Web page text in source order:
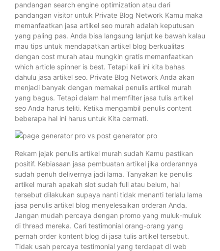
pandangan search engine optimization atau dari
pandangan visitor untuk Private Blog Network Kamu maka
memanfaatkan jasa artikel seo murah adalah keputusan
yang paling pas. Anda bisa langsung lanjut ke bawah kalau
mau tips untuk mendapatkan artikel blog berkualitas
dengan cost murah atau mungkin gratis memanfaatkan
which article spinner is best. Tetapi kali ini kita bahas
dahulu jasa artikel seo. Private Blog Network Anda akan
menjadi banyak dengan memakai penulis artikel murah
yang bagus. Tetapi dalam hal memfilter jasa tulis artikel
seo Anda harus teliti. Ketika mengambil penulis content
beberapa hal ini harus untuk Kita cermati.
Rekam jejak penulis artikel murah sudah Kamu pastikan
positif. Kebiasaan jasa pembuatan artikel jika orderannya
sudah penuh delivernya jadi lama. Tanyakan ke penulis
artikel murah apakah slot sudah full atau belum, hal
tersebut dilakukan supaya nanti tidak menanti terlalu lama
jasa penulis artikel blog menyelesaikan orderan Anda.
Jangan mudah percaya dengan promo yang muluk-muluk
di thread mereka. Cari testimonial orang-orang yang
pernah order kontent blog di jasa tulis artikel tersebut.
Tidak usah percaya testimonial yang terdapat di web